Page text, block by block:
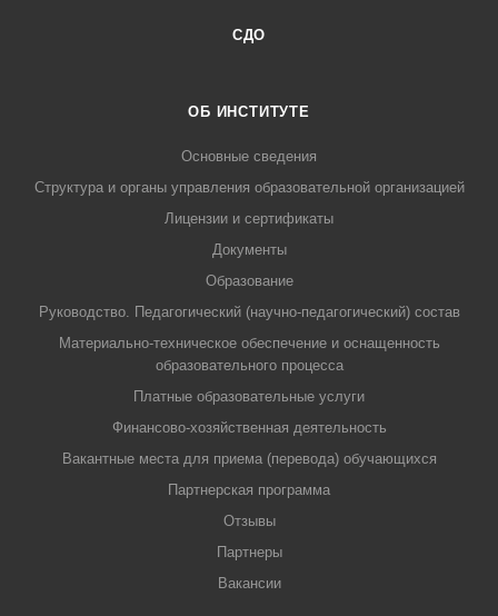
СДО
ОБ ИНСТИТУТЕ
Основные сведения
Структура и органы управления образовательной организацией
Лицензии и сертификаты
Документы
Образование
Руководство. Педагогический (научно-педагогический) состав
Материально-техническое обеспечение и оснащенность
образовательного процесса
Платные образовательные услуги
Финансово-хозяйственная деятельность
Вакантные места для приема (перевода) обучающихся
Партнерская программа
Отзывы
Партнеры
Вакансии